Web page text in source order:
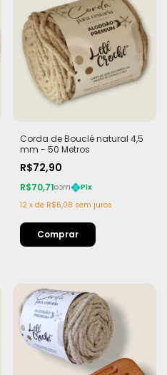
Corda de Bouclé natural 4,5
mm - 50 Metros
R$72,90
R$70,71com
Pix
12 x de R$6,08 sem juros